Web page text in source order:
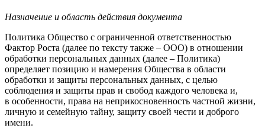
Назначение и область действия документа
Политика Общество с ограниченной ответственностью
Фактор Роста (далее по тексту также – ООО) в отношении
обработки персональных данных (далее – Политика)
определяет позицию и намерения Общества в области
обработки и защиты персональных данных, с целью
соблюдения и защиты прав и свобод каждого человека и,
в особенности, права на неприкосновенность частной жизни,
личную и семейную тайну, защиту своей чести и доброго
имени.